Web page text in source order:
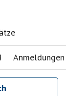
Anmeldungen